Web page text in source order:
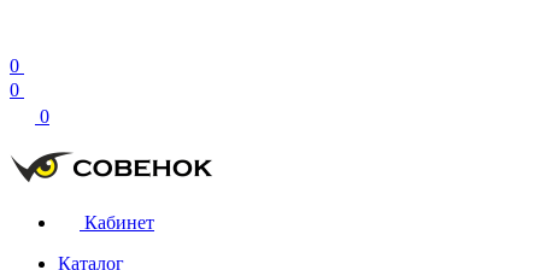
0
0
0
Кабинет
Каталог